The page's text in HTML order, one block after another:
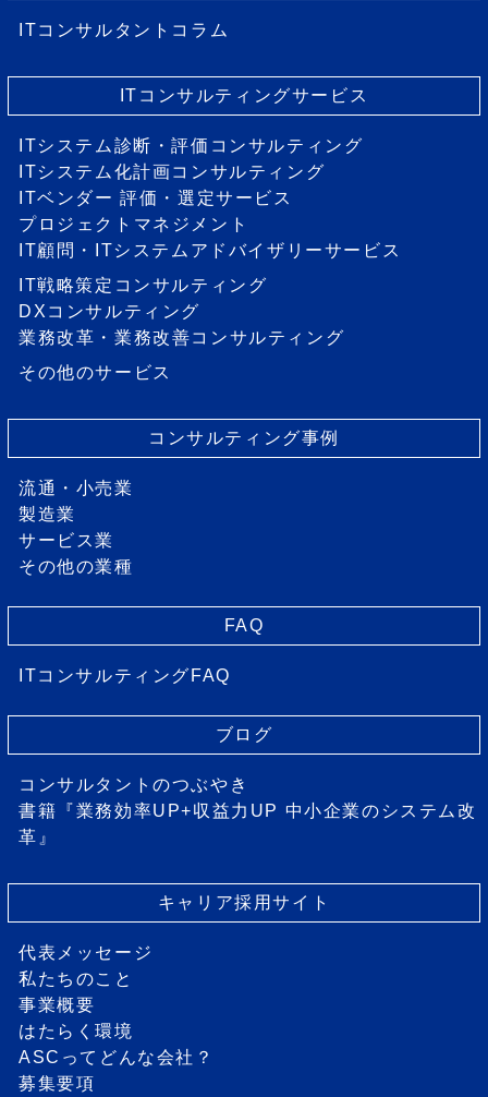
ITコンサルタントコラム
ITコンサルティングサービス
ITシステム診断・評価コンサルティング
ITシステム化計画コンサルティング
ITベンダー 評価・選定サービス
プロジェクトマネジメント
IT顧問・ITシステムアドバイザリーサービス
IT戦略策定コンサルティング
DXコンサルティング
業務改革・業務改善コンサルティング
その他のサービス
コンサルティング事例
流通・小売業
製造業
サービス業
その他の業種
FAQ
ITコンサルティングFAQ
ブログ
コンサルタントのつぶやき
書籍『業務効率UP+収益力UP 中小企業のシステム改
革』
キャリア採用サイト
代表メッセージ
私たちのこと
事業概要
はたらく環境
ASCってどんな会社？
募集要項